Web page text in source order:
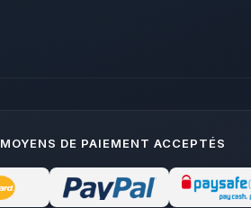
MOYENS DE PAIEMENT ACCEPTÉS